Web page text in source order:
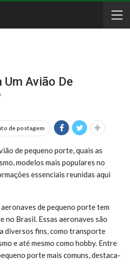
Um Avião De
de postagem
de pequeno porte, quais as
modelos mais populares no
essenciais reunidas aqui
de pequeno porte tem
no Brasil. Essas aeronaves são
diversos fins, como transporte
e até mesmo como hobby. Entre
porte mais comuns, destaca-